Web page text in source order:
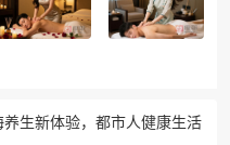
生新体验，都市人健康生活